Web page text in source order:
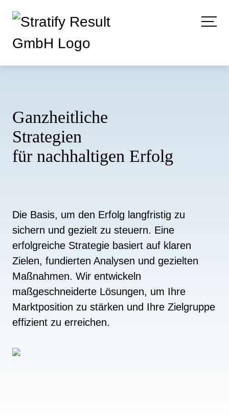
Ganzheitliche
Strategien
für nachhaltigen Erfolg
Die Basis, um den Erfolg langfristig zu
sichern und gezielt zu steuern. Eine
erfolgreiche Strategie basiert auf klaren
Zielen, fundierten Analysen und gezielten
Maßnahmen. Wir entwickeln
maßgeschneiderte Lösungen, um Ihre
Marktposition zu stärken und Ihre Zielgruppe
effizient zu erreichen.